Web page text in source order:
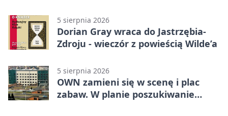
5 sierpnia 2026
Dorian Gray wraca do Jastrzębia-
Zdroju - wieczór z powieścią Wilde’a
5 sierpnia 2026
OWN zamieni się w scenę i plac
zabaw. W planie poszukiwanie